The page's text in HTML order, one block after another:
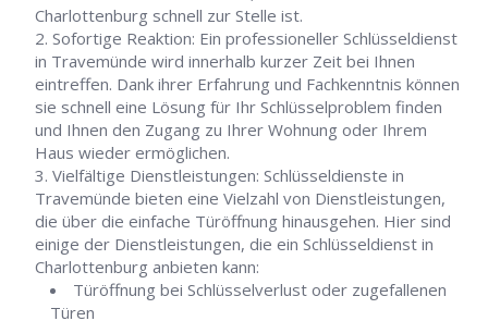
Charlottenburg schnell zur Stelle ist.
Sofortige Reaktion: Ein professioneller Schlüsseldienst
in Travemünde wird innerhalb kurzer Zeit bei Ihnen
eintreffen. Dank ihrer Erfahrung und Fachkenntnis können
sie schnell eine Lösung für Ihr Schlüsselproblem finden
und Ihnen den Zugang zu Ihrer Wohnung oder Ihrem
Haus wieder ermöglichen.
Vielfältige Dienstleistungen: Schlüsseldienste in
Travemünde bieten eine Vielzahl von Dienstleistungen,
die über die einfache Türöffnung hinausgehen. Hier sind
einige der Dienstleistungen, die ein Schlüsseldienst in
Charlottenburg anbieten kann:
Türöffnung bei Schlüsselverlust oder zugefallenen
Türen